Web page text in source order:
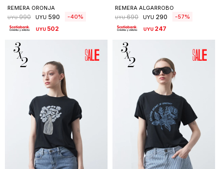
REMERA ORONJA
UYU 990 UYU 590 40
UYU502
REMERA ALGARROBO
UYU 690 UYU 290 57
UYU 247